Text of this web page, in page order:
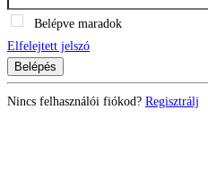
Belépve maradok
Elfelejtett jelszó
Belépés
Nincs felhasználói fiókod? Regisztrálj